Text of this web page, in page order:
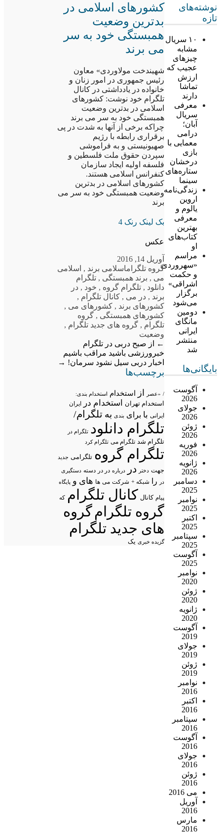
نوشته‌های
تازه
۱۰ سریال
مشابه
چیزهای
عجیب که
ارزش
تماشا
دارند
معرفی
سریال
آبان؛
درامی
معمایی با
بازی
درخشان
ستاره‌های
سینما
زندگی‌نامه
اروین
یالوم و
معرفی
بهترین
کتاب‌های
او
مراسم
«سهروردی
و حکمت
اشراقی»
برگزار
می‌شود
دومین
مانگای
ایرانی
منتشر
شد
بایگانی‌ها
آگوست
2026
جولای
2026
ژوئن
2026
فوریه
2026
ژانویه
2026
دسامبر
2025
نوامبر
2025
اکتبر
2025
سپتامبر
2025
آگوست
2025
نوامبر
2020
ژوئن
2020
ژانویه
2020
آگوست
2019
جولای
2019
ژوئن
2019
نوامبر
2016
اکتبر
2016
سپتامبر
2016
آگوست
2016
جولای
2016
ژوئن
2016
می 2016
آوریل
2016
مارس
2016
کشورهای اسلامی در
بدترین وضعیت
همبستگی خود به سر
می برند
شهیندخت مولاوردی» معاون
رئیس جمهوری در امور زنان و
خانواده در یادداشتی در کانال
تلگرام خود نوشت: کشورهای
اسلامی در بدترین وضعیت
همبستگی خود به سر می برند
چراکه برخی از آنها به شدت در پی
برقراری رابطه با رژیم
صهیونیستی و به فراموشی
سپردن حقوق ملت فلسطین و
فلسفه اولیه ایجاد سازمان
کنفرانس اسلامی هستند.
کشورهای اسلامی در بدترین
وضعیت همبستگی خود به سر می
برند
بک لینک رنک 4
عکس
آوریل 14, 2016
گروه تلگراماسلامی برند , اسلامی
می , برند همبستگی , تلگرام
دانلود , تلگرام گروه , خود , در
برند , در می , کانال تلگرام ,
کشورهای برند , کشورهای می ,
کشورهای همبستگی , گروه
تلگرام , گروه های جدید تلگرام ,
وضعیت
←
از صبح دربی در تلگرام
خبرورزشی باشید مراقب باشیم
اخبار دربی سیل نشود سرمان! →
برچسب‌ها
/ «عصر از استخدام استخدام بندی:
استخدام تهران استخدام در ایران
ایرانی با برای بندی به تلگرام/
تلگرام دانلود تلگرام در
تلگرام شد تلگرام می تلگرام کرد
تلگرام گروه تلگرامی جدید
جهت دختر در درباره در در دسته دستگیری
در
را شبکه + شرکت می ها های و پایگاه
پیام کانال کانال تلگرام که
گروه تلگرامگروه
های جدید تلگرام
گزیده خبری یک